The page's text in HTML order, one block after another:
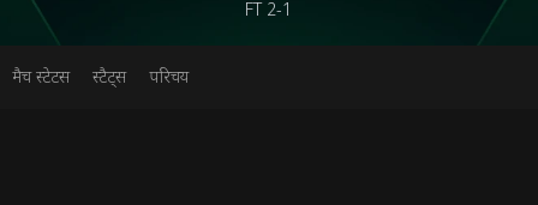
FT 2-1
मैच स्टेटस स्टैट्स परिचय